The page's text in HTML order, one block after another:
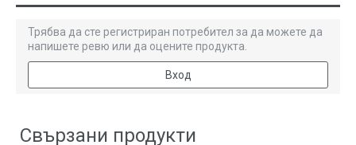
Трябва да сте регистриран потребител за да можете да
напишете ревю или да оцените продукта.
Вход
Свързани продукти